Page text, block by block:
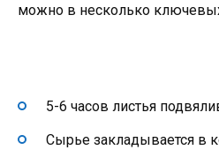
можно в несколько
5-6 часов листья
Сырье закладывается в